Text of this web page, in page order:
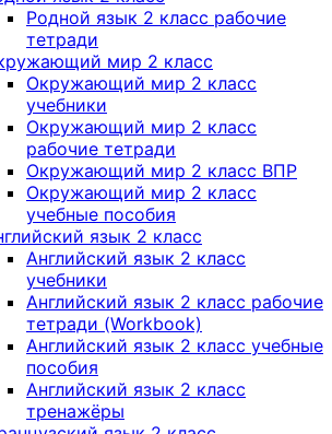
Родной язык 2 класс рабочие
тетради
мир 2 класс
Окружающий мир 2 класс
учебники
Окружающий мир 2 класс
рабочие тетради
Окружающий мир 2 класс ВПР
Окружающий мир 2 класс
учебные пособия
язык 2 класс
Английский язык 2 класс
учебники
Английский язык 2 класс рабочие
тетради (Workbook)
Английский язык 2 класс учебные
пособия
Английский язык 2 класс
тренажёры